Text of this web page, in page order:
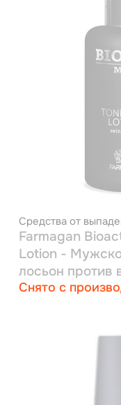
Средства от
Farmagan
Lotion -
лосьон против
150 мл
Снято с